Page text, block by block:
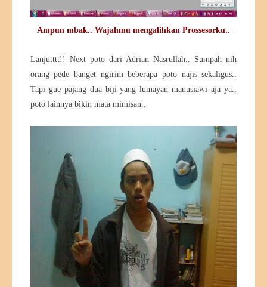
Ampun mbak.. Wajahmu mengalihkan Prossesorku..
Lanjutttt!! Next poto dari Adrian Nasrullah.. Sumpah nih
orang pede banget ngirim beberapa poto najis sekaligus..
Tapi gue pajang dua biji yang lumayan manusiawi aja ya..
poto lainnya bikin mata mimisan..